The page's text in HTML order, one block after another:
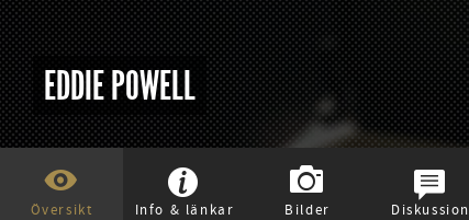
EDDIE POWELL
Översikt Info & länkar Bilder Diskussion